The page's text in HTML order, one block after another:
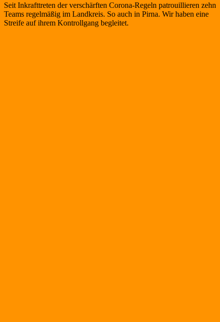
Seit Inkrafttreten der verschärften Corona-Regeln patrouillieren zehn
Teams regelmäßig im Landkreis. So auch in Pirna. Wir haben eine
Streife auf ihrem Kontrollgang begleitet.